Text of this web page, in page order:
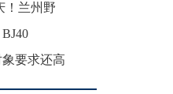
！兰州野
要求还高